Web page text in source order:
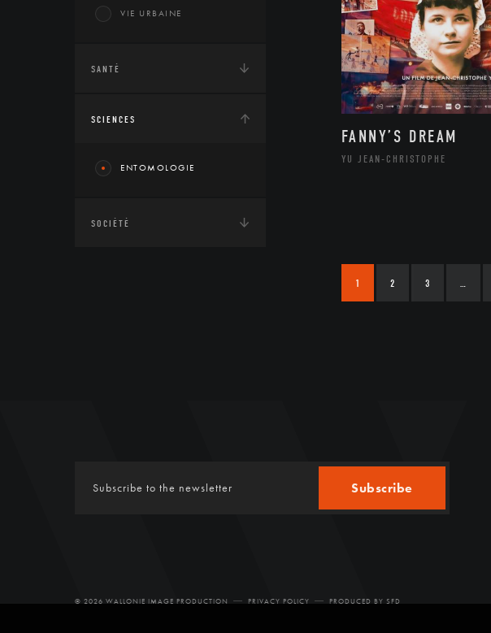
VIE URBAINE
SANTÉ
SCIENCES
ENTOMOLOGIE
SOCIÉTÉ
FANNY’S DREAM
YU JEAN-CHRISTOPHE
1 2 3
Subscribe
© 2026 WALLONIE IMAGE PRODUCTION PRIVACY POLICY PRODUCED BY SFD